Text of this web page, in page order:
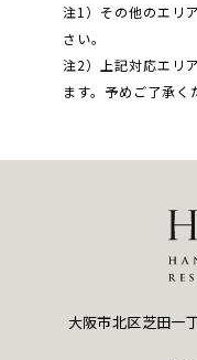
注1）その他のエリ
さい。
注2）上記対応エリ
ます。予めご了承く
大阪市北区芝田一